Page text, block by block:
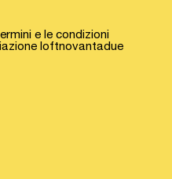
e le condizioni
loftnovantadue